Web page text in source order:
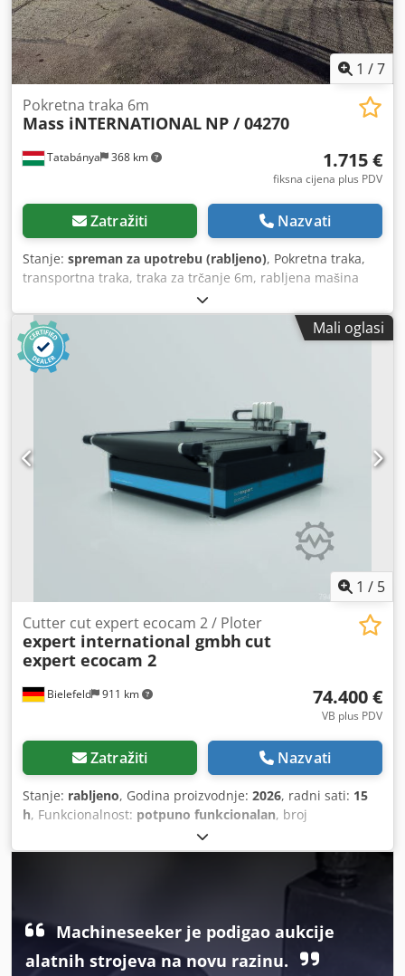
1 /7
Tatabánya 368 km
Pokretna traka 6m
Mass iNTERNATIONAL NP / 04270
1.715 €
fiksna cijena plus PDV
Zatražiti Nazvati
Stanje: spreman za upotrebu (rabljeno), Pokretna traka,
transportna traka, traka za trčanje 6m, rabljena mašina
Proizvođač: Mass International Model: NP / 04270 Ukupne
dimenzije: 6000 x 420 x 930 mm Veličina remena: 5675 x
200 mm Brzina trake: 3,7 m/min Dksdpfx Asv Dgndoahjr
Traka ima 3 ventilatora, a staza se može ventilirati/hladiti.
Električni podaci: 400 V
Mali oglasi
1 / 5
Bielefeld 911 km
Cutter cut expert ecocam 2 / Ploter
expert international gmbh cut
expert ecocam 2
74.400 €
VB plus PDV
Zatražiti Nazvati
Stanje: rabljeno, Godina proizvodnje: 2026, radni sati: 15
h, Funkcionalnost: potpuno funkcionalan, broj
, ukupna širina:
visina:3.300 mm, Rabljen stroj CNC rezač/plotter, radna
površina X i Y: 2.500 x 2.100 mm Višenamjenski CAM sustav
za rezanje u CNC tehnologiji noževa za 2D rezanje kože,
polufleksibilnih ili krutih nemetalnih materijala. Oprema
rabljenog stroja: • 1 rezačka mosta i 1 višenamjenska glava
alata Stroj se isporučuje s pogonjenim kružnim nožem,
Machineseeker je podigao aukcije
alatnih strojeva na novu razinu.